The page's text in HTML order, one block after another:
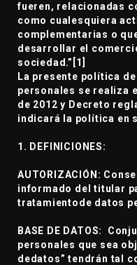
fueren, relacionadas
como cualesquiera
complementarias o
desarrollar el
sociedad.”[1]
La presente política
personales se realiza
de 2012 y Decreto
indicará la política en
1. DEFINICIONES:
AUTORIZACIÓN:
informado del titular
tratamientode datos
BASE DE DATOS:
personales que sea
dedatos” tendrán tal